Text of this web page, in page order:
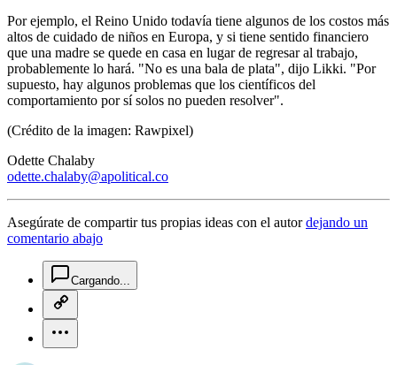
Por ejemplo, el Reino Unido todavía tiene algunos de los costos más
altos de cuidado de niños en Europa, y si tiene sentido financiero
que una madre se quede en casa en lugar de regresar al trabajo,
probablemente lo hará. "No es una bala de plata", dijo Likki. "Por
supuesto, hay algunos problemas que los científicos del
comportamiento por sí solos no pueden resolver".
(Crédito de la imagen: Rawpixel)
Odette Chalaby
odette.chalaby@apolitical.co
Asegúrate de compartir tus propias ideas con el autordejando un
comentario abajo
Cargando...